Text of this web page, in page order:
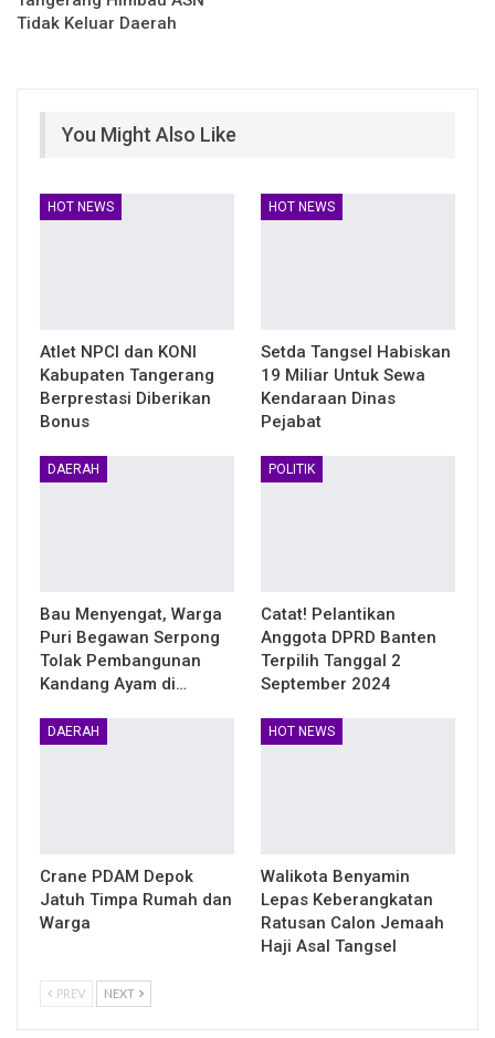
Tidak Keluar Daerah
You Might Also Like
HOT NEWS
Atlet NPCI dan KONI
Kabupaten Tangerang
Berprestasi Diberikan
Bonus
HOT NEWS
Setda Tangsel Habiskan
19 Miliar Untuk Sewa
Kendaraan Dinas
Pejabat
DAERAH
Bau Menyengat, Warga
Puri Begawan Serpong
Tolak Pembangunan
Kandang Ayam di…
POLITIK
Catat! Pelantikan
Anggota DPRD Banten
Terpilih Tanggal 2
September 2024
DAERAH
Crane PDAM Depok
Jatuh Timpa Rumah dan
Warga
HOT NEWS
Walikota Benyamin
Lepas Keberangkatan
Ratusan Calon Jemaah
Haji Asal Tangsel
PREV NEXT